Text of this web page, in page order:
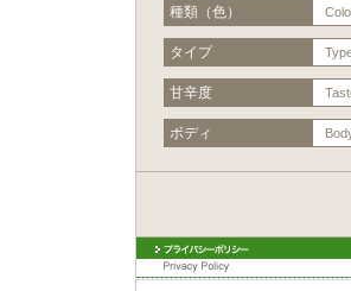
種類（色）
タイプ
甘辛度
ボディ